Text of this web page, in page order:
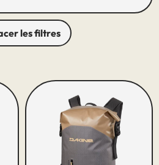
les filtres